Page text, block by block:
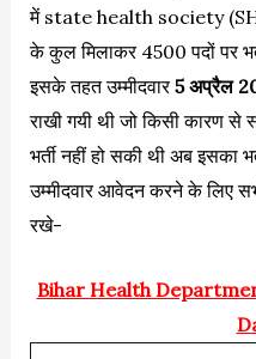
में state health society
के कुल मिलाकर 4500 पदों पर
इसके तहत उम्मीदवार5अप्रैल
राखी गयी थी जो किसी कारण
भर्ती नहीं हो सकी थी अब इसका
उम्मीदवार आवेदन करने के लिए
रखे-
Bihar Health